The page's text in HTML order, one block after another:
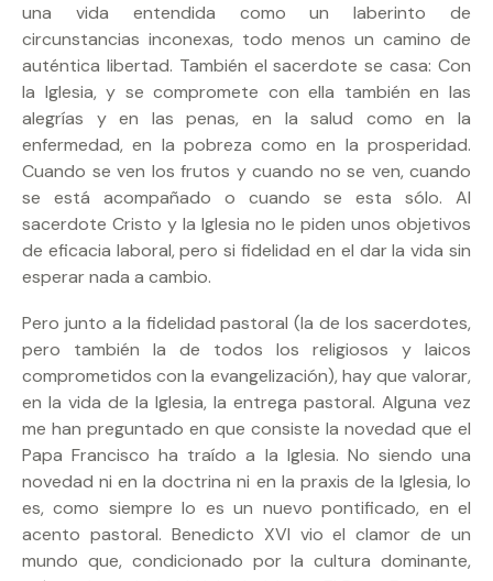
una vida entendida como un laberinto de
circunstancias inconexas, todo menos un camino de
auténtica libertad. También el sacerdote se casa: Con
la Iglesia, y se compromete con ella también en las
alegrías y en las penas, en la salud como en la
enfermedad, en la pobreza como en la prosperidad.
Cuando se ven los frutos y cuando no se ven, cuando
se está acompañado o cuando se esta sólo. Al
sacerdote Cristo y la Iglesia no le piden unos objetivos
de eficacia laboral, pero si fidelidad en el dar la vida sin
esperar nada a cambio.
Pero junto a la fidelidad pastoral (la de los sacerdotes,
pero también la de todos los religiosos y laicos
comprometidos con la evangelización), hay que valorar,
en la vida de la Iglesia, la entrega pastoral. Alguna vez
me han preguntado en que consiste la novedad que el
Papa Francisco ha traído a la Iglesia. No siendo una
novedad ni en la doctrina ni en la praxis de la Iglesia, lo
es, como siempre lo es un nuevo pontificado, en el
acento pastoral. Benedicto XVI vio el clamor de un
mundo que, condicionado por la cultura dominante,